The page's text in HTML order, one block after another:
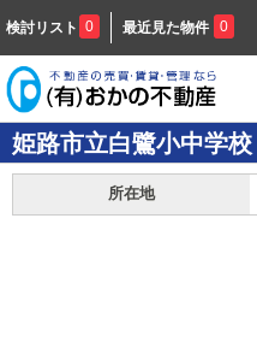
検討リスト 0 最近見た物件 0
姫路市立白鷺小中学校
所在地